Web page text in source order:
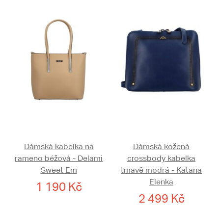
Dámská kabelka na
rameno béžová - Delami
Sweet Em
1 190 Kč
Dámská kožená
crossbody kabelka
tmavě modrá - Katana
Elenka
2 499 Kč